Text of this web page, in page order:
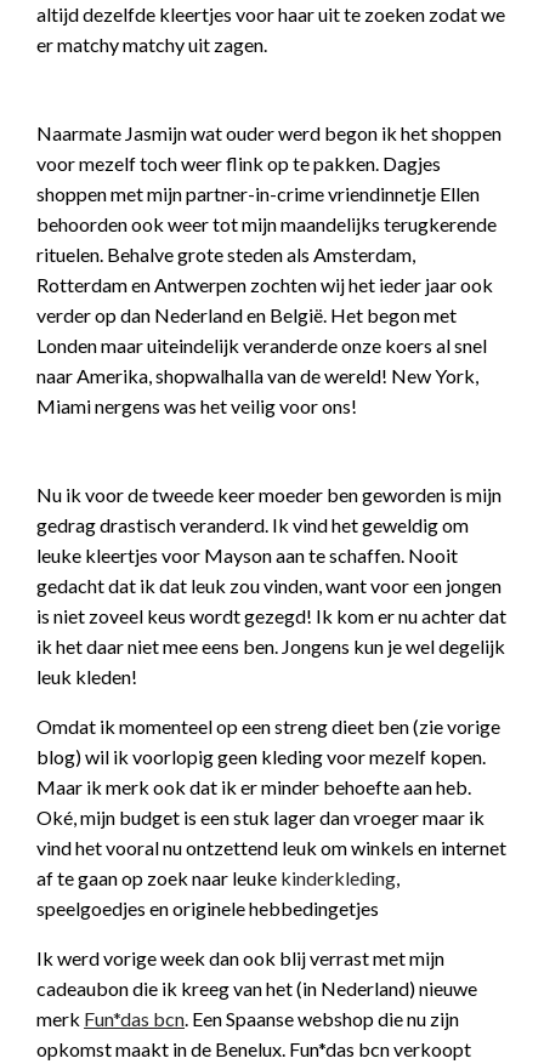
altijd dezelfde kleertjes voor haar uit te zoeken zodat we
er matchy matchy uit zagen.
Naarmate Jasmijn wat ouder werd begon ik het shoppen
voor mezelf toch weer flink op te pakken. Dagjes
shoppen met mijn partner-in-crime vriendinnetje Ellen
behoorden ook weer tot mijn maandelijks terugkerende
rituelen. Behalve grote steden als Amsterdam,
Rotterdam en Antwerpen zochten wij het ieder jaar ook
verder op dan Nederland en België. Het begon met
Londen maar uiteindelijk veranderde onze koers al snel
naar Amerika, shopwalhalla van de wereld! New York,
Miami nergens was het veilig voor ons!
Nu ik voor de tweede keer moeder ben geworden is mijn
gedrag drastisch veranderd. Ik vind het geweldig om
leuke kleertjes voor Mayson aan te schaffen. Nooit
gedacht dat ik dat leuk zou vinden, want voor een jongen
is niet zoveel keus wordt gezegd! Ik kom er nu achter dat
ik het daar niet mee eens ben. Jongens kun je wel degelijk
leuk kleden!
Omdat ik momenteel op een streng dieet ben (zie vorige
blog) wil ik voorlopig geen kleding voor mezelf kopen.
Maar ik merk ook dat ik er minder behoefte aan heb.
Oké, mijn budget is een stuk lager dan vroeger maar ik
vind het vooral nu ontzettend leuk om winkels en internet
af te gaan op zoek naar leuke kinderkleding,
speelgoedjes en originele hebbedingetjes
Ik werd vorige week dan ook blij verrast met mijn
cadeaubon die ik kreeg van het (in Nederland) nieuwe
merk Fun*das bcn. Een Spaanse webshop die nu zijn
opkomst maakt in de Benelux. Fun*das bcn verkoopt